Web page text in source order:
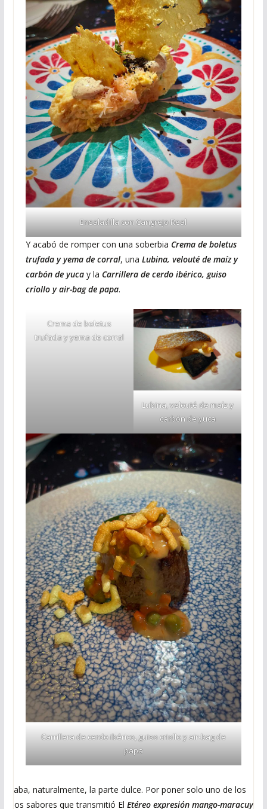
Ensaladilla con Cangrejo Real
Y acabó de romper con una soberbia Crema de boletus
trufada y yema de corral, una Lubina, velouté de maíz y
carbón de yucay la Carrillera de cerdo ibérico, guiso
criollo y air-bag de papa.
Crema de boletus
trufada y yema de corral
Lubina, velouté de maíz y
carbón de yuca
Carrillera de cerdo ibérico, guiso criollo y air-bag de
papa
naturalmente, la parte dulce. Por poner solo uno de los
sabores que transmitió El Etéreo expresión mango-maracuyá